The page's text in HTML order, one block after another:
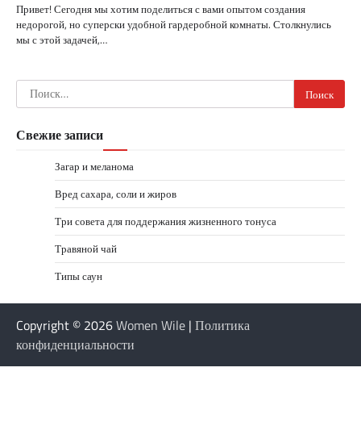
Привет! Сегодня мы хотим поделиться с вами опытом создания
недорогой, но суперски удобной гардеробной комнаты. Столкнулись
мы с этой задачей,…
Найти:
Свежие записи
Загар и меланома
Вред сахара, соли и жиров
Три совета для поддержания жизненного тонуса
Травяной чай
Типы саун
Copyright © 2026Women Wile | Политика
конфиденциальности